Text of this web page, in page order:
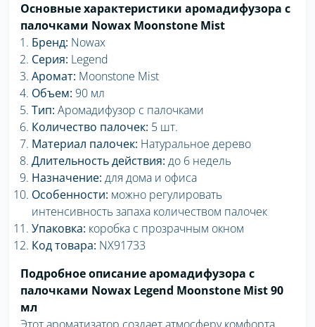
Основные характеристики аромадифузора с
палочками Nowax Moonstone Mist
Бренд: Nowax
Серия: Legend
Аромат: Moonstone Mist
Объем: 90 мл
Тип: Аромадифузор с палочками
Количество палочек: 5 шт.
Материал палочек: Натуральное дерево
Длительность действия: до 6 недель
Назначение: для дома и офиса
Особенности: можно регулировать
интенсивность запаха количеством палочек
Упаковка: коробка с прозрачным окном
Код товара: NX91733
Подробное описание аромадифузора с
палочками Nowax Legend Moonstone Mist 90
мл